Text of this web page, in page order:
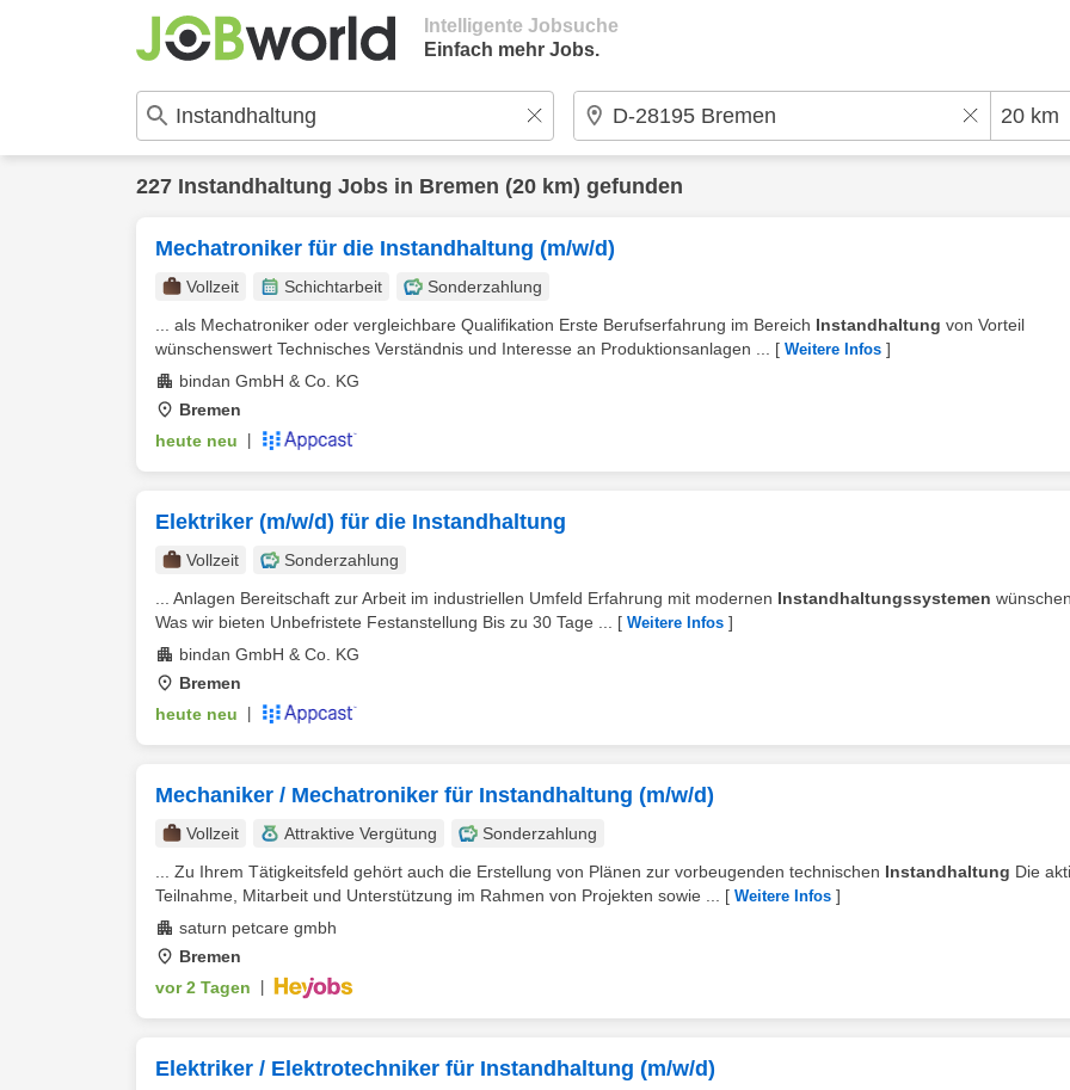
Intelligente Jobsuche
Einfach mehr Jobs.
227 Instandhaltung Jobs in Bremen (20 km) gefunden
Mechatroniker für die Instandhaltung (m/w/d)
Vollzeit Schichtarbeit
Sonderzahlung
... als Mechatroniker oder vergleichbare Qualifikation Erste Berufserfahrung im Bereich Instandhaltung von Vorteil
wünschenswert Technisches Verständnis und Interesse an Produktionsanlagen ...
[ Weitere Infos ]
bindan GmbH & Co. KG
Bremen
heute neu
Elektriker (m/w/d) für die Instandhaltung
Vollzeit
Sonderzahlung
... Anlagen Bereitschaft zur Arbeit im industriellen Umfeld Erfahrung mit modernen Instandhaltungssystemen
Was wir bieten Unbefristete Festanstellung Bis zu 30 Tage ...
[ Weitere Infos ]
bindan GmbH & Co. KG
Bremen
heute neu
Mechaniker / Mechatroniker für Instandhaltung (m/w/d)
Vollzeit Attraktive Vergütung
Sonderzahlung
... Zu Ihrem Tätigkeitsfeld gehört auch die Erstellung von Plänen zur vorbeugenden technischen Instandhaltung Die
Teilnahme, Mitarbeit und Unterstützung im Rahmen von Projekten sowie ...
[ Weitere Infos ]
saturn petcare gmbh
Bremen
vor 2 Tagen
Elektriker / Elektrotechniker für Instandhaltung (m/w/d)